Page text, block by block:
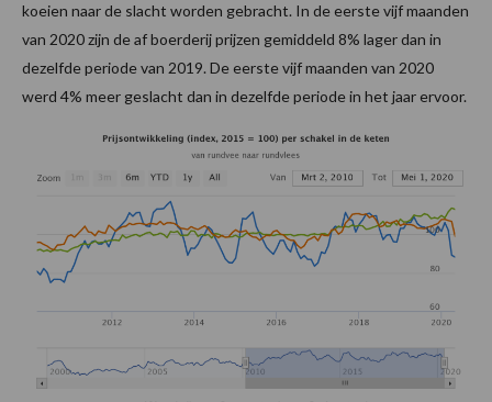
koeien naar de slacht worden gebracht. In de eerste vijf maanden
van 2020 zijn de af boerderij prijzen gemiddeld 8% lager dan in
dezelfde periode van 2019. De eerste vijf maanden van 2020
werd 4% meer geslacht dan in dezelfde periode in het jaar ervoor.